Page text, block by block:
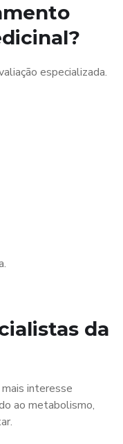
especializada.
da
interesse
ao metabolismo,